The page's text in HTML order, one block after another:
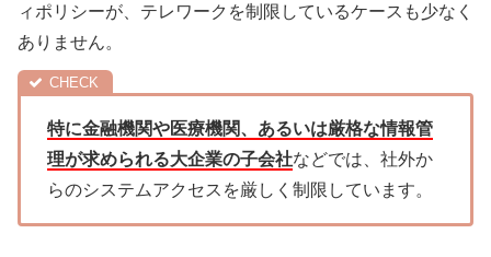
ィポリシーが、テレワークを制限しているケースも少なく
ありません。
特に金融機関や医療機関、あるいは厳格な情報管
理が求められる大企業の子会社などでは、社外か
らのシステムアクセスを厳しく制限しています。